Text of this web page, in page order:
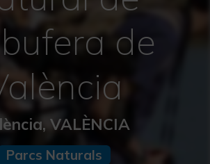
Actiu i Esportiu
Cultural
Rural i Natural
a la tardor
Setmana Santa
de
VALÈNCIA
Parcs Naturals